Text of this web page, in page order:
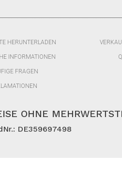
HERUNTERLADEN
INFORMATIONEN
FRAGEN
OHNE
DE359697498